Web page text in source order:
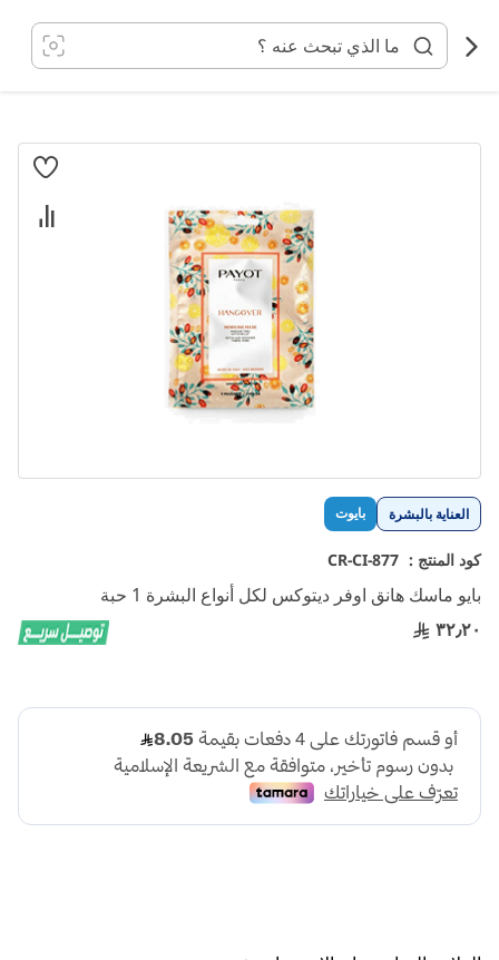
المحتوى
العناية بالبشرة بايوت
كود المنتج : CR-CI-877
بايو ماسك هانق اوفر ديتوكس لكل أنواع البشرة 1 حبة
٣٢٫٢٠
انتقل
تخطي
إلى
بداية
معرض
الصور